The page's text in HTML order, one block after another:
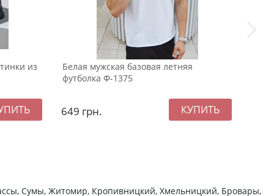
из
Белая мужская базовая летняя
футболка Ф-1375
649 грн.
Сумы, Житомир, Кропивницкий, Хмельницкий, Бровары,